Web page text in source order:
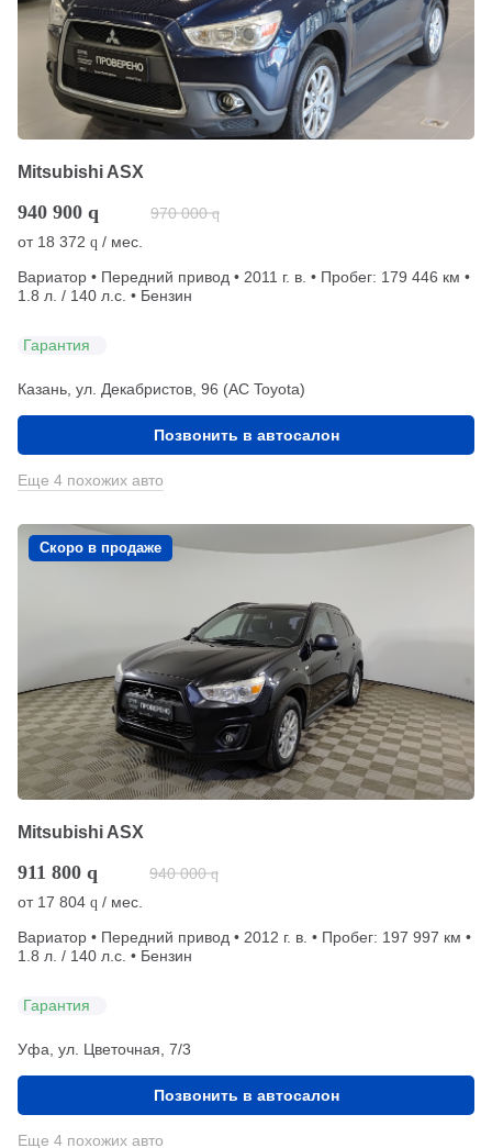
Mitsubishi ASX
940 900 q 970 000 q
от 18 372 q / мес.
Вариатор • Передний привод • 2011 г. в. • Пробег: 179 446 км •
1.8 л. / 140 л.с. • Бензин
Гарантия
Казань, ул. Декабристов, 96 (АС Toyota)
Позвонить в автосалон
Еще 4 похожих авто
Скоро в продаже
Mitsubishi ASX
911 800 q 940 000 q
от 17 804 q / мес.
Вариатор • Передний привод • 2012 г. в. • Пробег: 197 997 км •
1.8 л. / 140 л.с. • Бензин
Гарантия
Уфа, ул. Цветочная, 7/3
Позвонить в автосалон
Еще 4 похожих авто